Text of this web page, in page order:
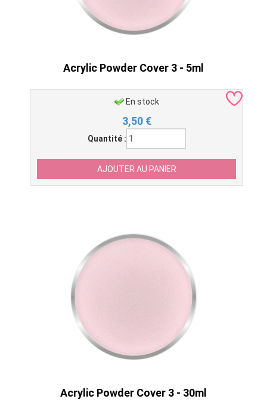
Acrylic Powder Cover 3 - 5ml
En stock
3,50 €
Quantité :
Acrylic Powder Cover 3 - 30ml